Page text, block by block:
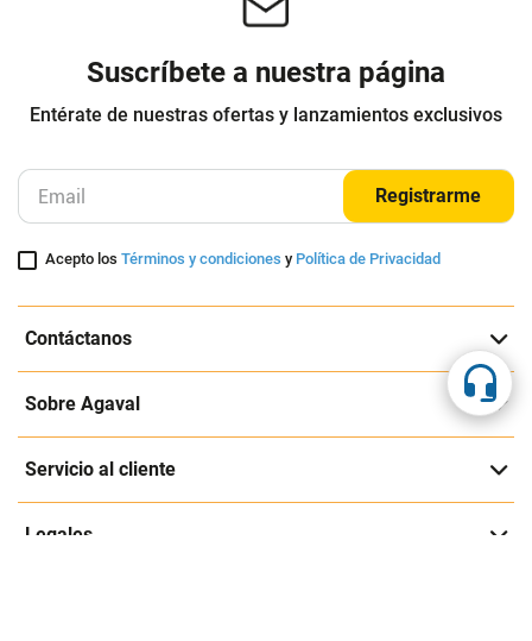
Suscríbete a nuestra página
Entérate de nuestras ofertas y lanzamientos exclusivos
Registrarme
Acepto losTérminos y condiciones y Política de Privacidad
Contáctanos
Sobre Agaval
Servicio al cliente
Legales